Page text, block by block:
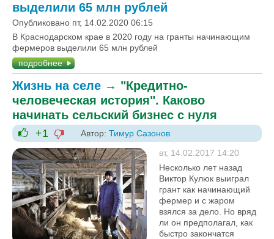
выделили 65 млн рублей
Опубликовано пт, 14.02.2020 06:15
В Краснодарском крае в 2020 году на гранты начинающим
фермеров выделили 65 млн рублей
подробнее
Жизнь на селе → "Кредитно-
человеческая история". Каково
начинать сельский бизнес с нуля
+1
+1
-1
Автор: Тимур Сазонов
вт, 14.02.2017 14:20
Несколько лет назад
Виктор Кулюк выиграл
грант как начинаю­щий
фермер и с жаром
взялся за дело. Но вряд
ли он предполагал, как
быстро закончатся